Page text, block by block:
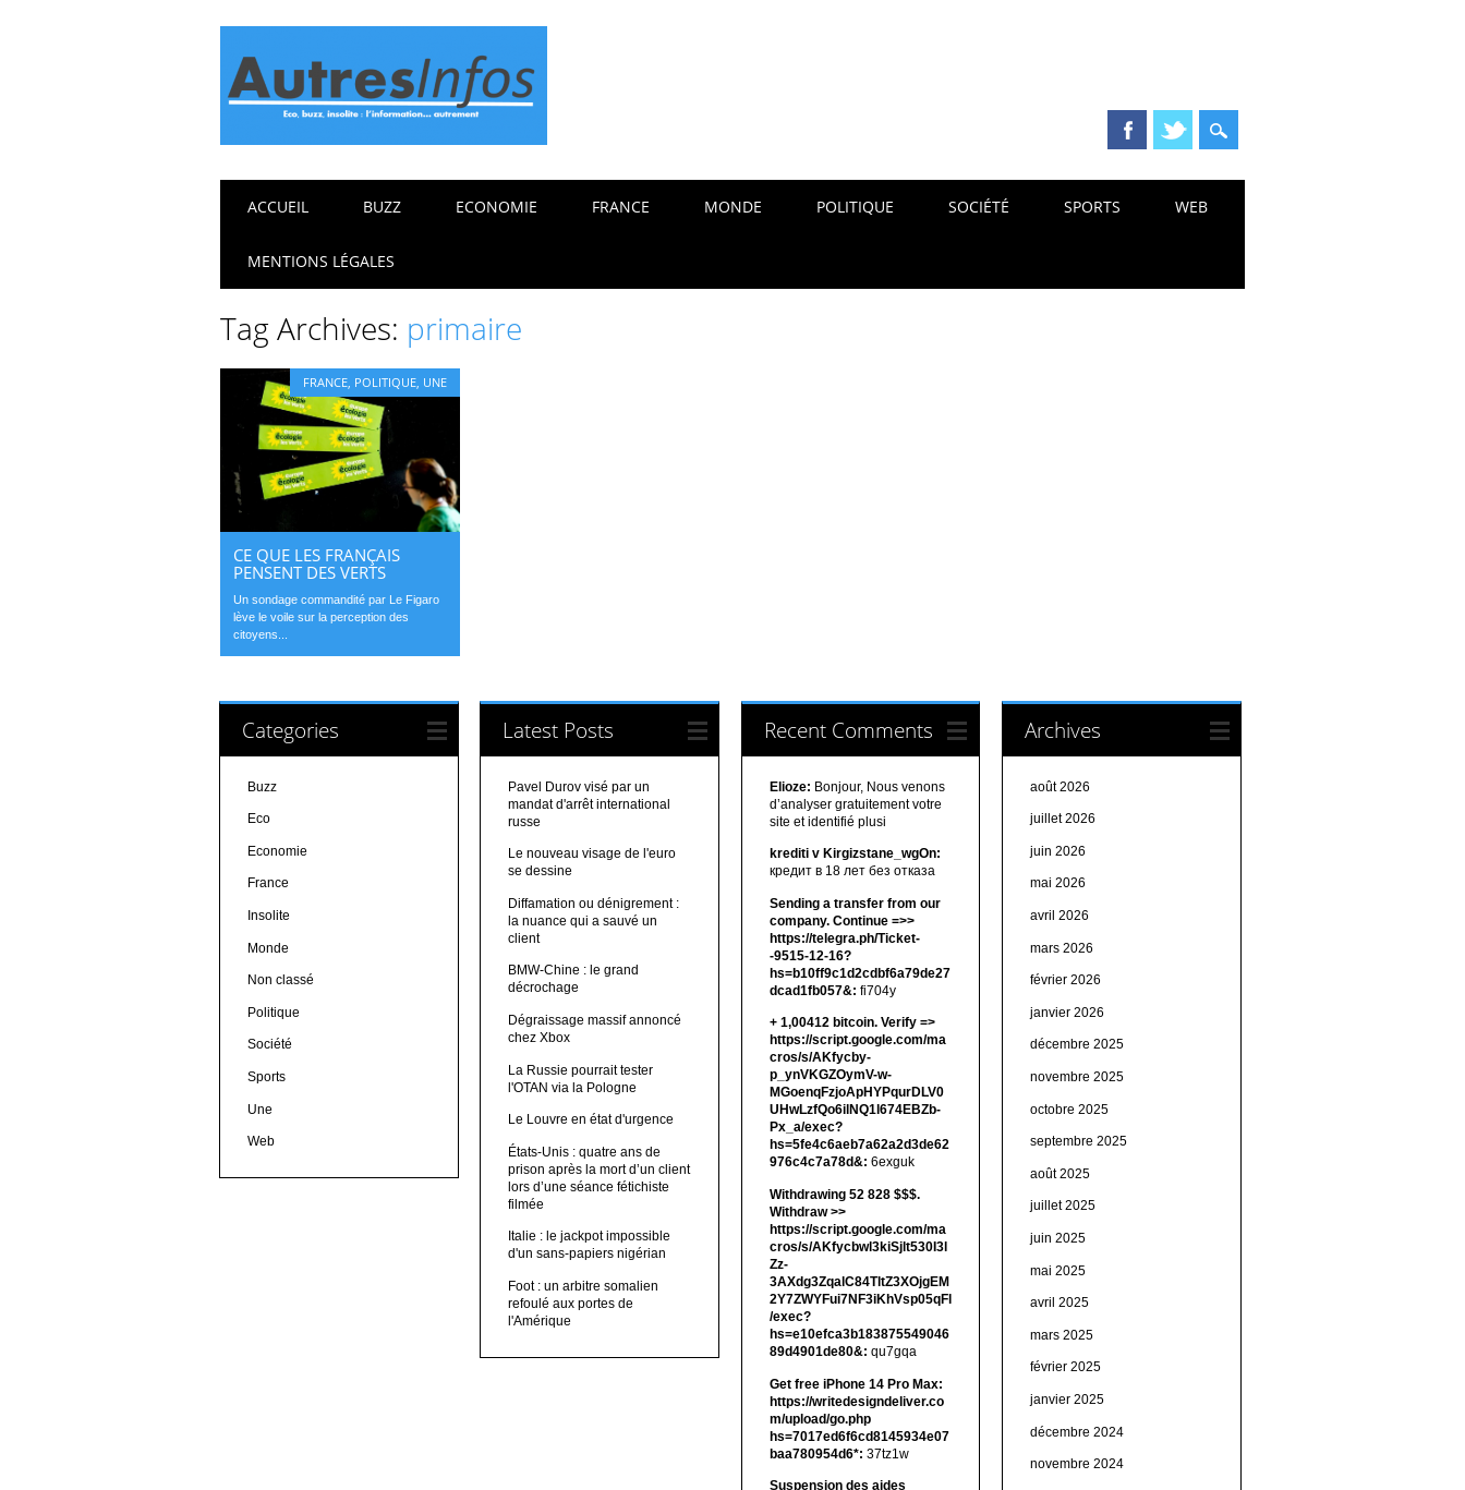
Main menu
ACCUEIL BUZZ ECONOMIE FRANCE MONDE POLITIQUE SOCIÉTÉ SPORTS WEB
MENTIONS LÉGALES
Tag Archives: primaire
FRANCE, POLITIQUE, UNE
CE QUE LES FRANÇAIS
PENSENT DES VERTS
Un sondage commandité par Le Figaro
lève le voile sur la perception des
citoyens...
Categories
Buzz
Eco
Economie
France
Insolite
Monde
Non classé
Politique
Société
Sports
Une
Web
Latest Posts
Pavel Durov visé par un
mandat d'arrêt international
russe
Le nouveau visage de l'euro
se dessine
Diffamation ou dénigrement :
la nuance qui a sauvé un
client
BMW-Chine : le grand
décrochage
Dégraissage massif annoncé
chez Xbox
La Russie pourrait tester
l'OTAN via la Pologne
Le Louvre en état d'urgence
États-Unis : quatre ans de
prison après la mort d’un client
lors d’une séance fétichiste
filmée
Italie : le jackpot impossible
d'un sans-papiers nigérian
Foot : un arbitre somalien
refoulé aux portes de
l'Amérique
Recent Comments
Elioze: Bonjour, Nous venons
d’analyser gratuitement votre
site et identifié plusi
krediti v Kirgizstane_wgOn:
кредит в 18 лет без отказа
Sending a transfer from our
company. Continue =>>
https://telegra.ph/Ticket-
-9515-12-16?
hs=b10ff9c1d2cdbf6a79de27
dcad1fb057&: fi704y
+ 1,00412 bitсоin. Verify =>
https://script.google.com/ma
cros/s/AKfycby-
p_ynVKGZOymV-w-
MGoenqFzjoApHYPqurDLV0
UHwLzfQo6ilNQ1l674EBZb-
Px_a/exec?
hs=5fe4c6aeb7a62a2d3de62
976c4c7a78d&: 6exguk
Withdrawing 52 828 $$$.
Withdrаw >>
https://script.google.com/ma
cros/s/AKfycbwl3kiSjlt530I3l
Zz-
3AXdg3ZqalC84TltZ3XOjgEM
2Y7ZWYFui7NF3iKhVsp05qFl
/exec?
hs=e10efca3b183875549046
89d4901de80&: qu7gqa
Get free iPhone 14 Pro Max:
https://writedesigndeliver.co
m/upload/go.php
hs=7017ed6f6cd8145934e07
baa780954d6*: 37tz1w
Suspension des aides
Archives
août 2026
juillet 2026
juin 2026
mai 2026
avril 2026
mars 2026
février 2026
janvier 2026
décembre 2025
novembre 2025
octobre 2025
septembre 2025
août 2025
juillet 2025
juin 2025
mai 2025
avril 2025
mars 2025
février 2025
janvier 2025
décembre 2024
novembre 2024